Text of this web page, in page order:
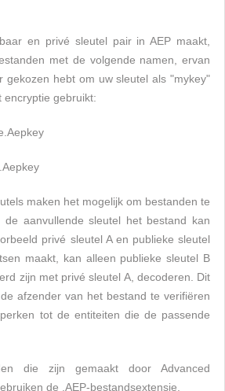
en privé sleutel pair in AEP maakt,
met de volgende namen, ervan
gekozen hebt om uw sleutel als "mykey"
gebruikt:
maken het mogelijk om bestanden te
de aanvullende sleutel het bestand kan
privé sleutel A en publieke sleutel
maakt, kan alleen publieke sleutel B
zijn met privé sleutel A, decoderen. Dit
afzender van het bestand te verifiëren
tot de entiteiten die de passende
die zijn gemaakt door Advanced
de .AEP-bestandsextensie.